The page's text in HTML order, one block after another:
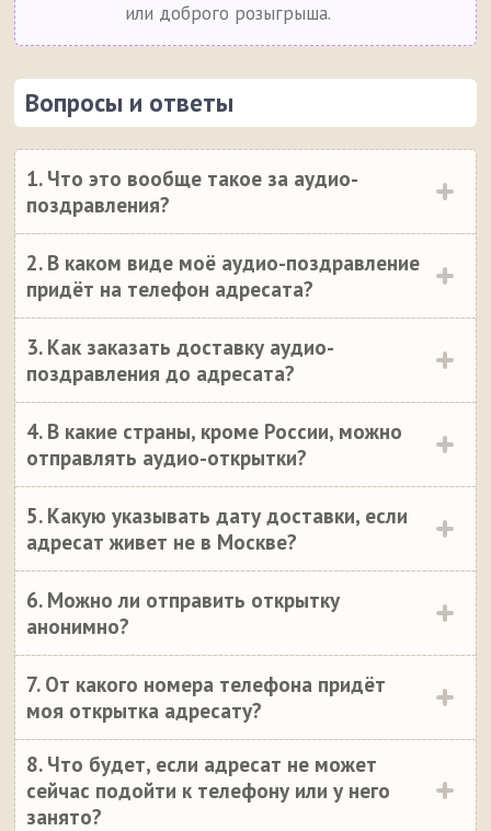
или доброго розыгрыша.
Вопросы и ответы
1. Что это вообще такое за аудио-
поздравления?
2. В каком виде моё аудио-поздравление
придёт на телефон адресата?
3. Как заказать доставку аудио-
поздравления до адресата?
4. В какие страны, кроме России, можно
отправлять аудио-открытки?
5. Какую указывать дату доставки, если
адресат живет не в Москве?
6. Можно ли отправить открытку
анонимно?
7. От какого номера телефона придёт
моя открытка адресату?
8. Что будет, если адресат не может
сейчас подойти к телефону или у него
занято?